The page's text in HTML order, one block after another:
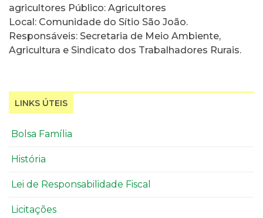
agricultores Público: Agricultores
Local: Comunidade do Sítio São João.
Responsáveis: Secretaria de Meio Ambiente,
Agricultura e Sindicato dos Trabalhadores Rurais.
LINKS ÚTEIS
Bolsa Família
História
Lei de Responsabilidade Fiscal
Licitações